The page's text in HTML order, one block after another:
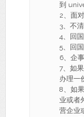
到
2、面
3、不
4、回
5、回
6、企
7、如
办理一
8、如
业或者
营企业